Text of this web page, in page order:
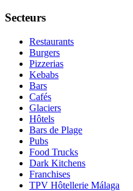
Secteurs
Restaurants
Burgers
Pizzerias
Kebabs
Bars
Cafés
Glaciers
Hôtels
Bars de Plage
Pubs
Food Trucks
Dark Kitchens
Franchises
TPV Hôtellerie Málaga